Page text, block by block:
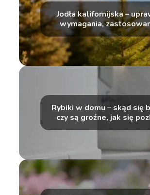
Jodła kalifornijska –
wymagania,
Rybiki w domu – skąd się
czy są groźne, jak się